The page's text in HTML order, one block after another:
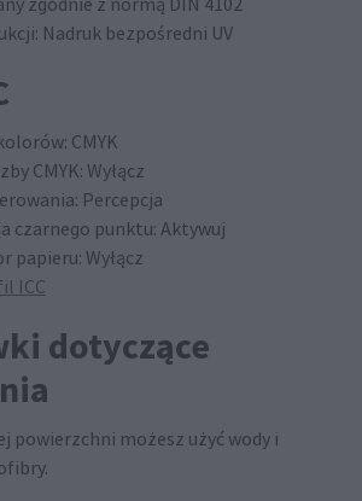
Nadruk bezpośredni UV
CMYK
CMYK: Wyłącz
Percepcja
czarnego punktu: Aktywuj
papieru: Wyłącz
ICC
dotyczące
powierzchni możesz użyć wody i